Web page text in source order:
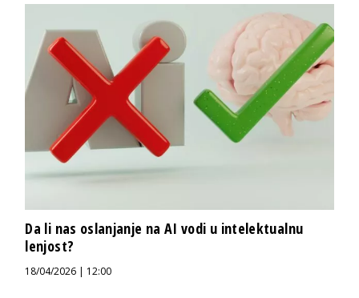
Da li nas oslanjanje na AI vodi u intelektualnu
lenjost?
18/04/2026 | 12:00